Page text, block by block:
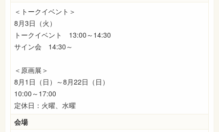
＜トークイベント＞
8月3日（火）
トークイベント 13:00～14:30
サイン会 14:30～
＜原画展＞
8月1日（日）～8月22日（日）
10:00～17:00
定休日：火曜、水曜
会場